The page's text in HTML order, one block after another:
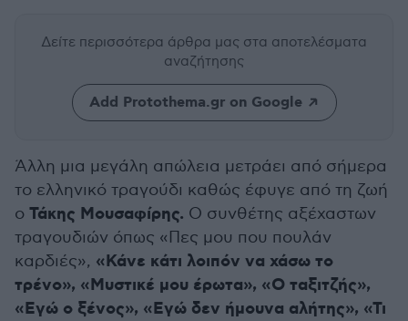
Δείτε περισσότερα άρθρα μας στα αποτελέσματα
αναζήτησης
Add Protothema.gr on Google
Άλλη μια μεγάλη απώλεια μετράει από σήμερα
το ελληνικό τραγούδι καθώς έφυγε από τη ζωή
ο Τάκης Μουσαφίρης. Ο συνθέτης αξέχαστων
τραγουδιών όπως «Πες μου που πουλάν
καρδιές», «Κάνε κάτι λοιπόν να χάσω το
τρένο», «Μυστικέ μου έρωτα», «Ο ταξιτζής»,
«Εγώ ο ξένος», «Εγώ δεν ήμουνα αλήτης», «Τι